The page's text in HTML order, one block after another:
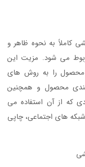
کاملاً به نحوه ظاهر و
می شود. مزیت این
را به روش های
محصول و همچنین
که از آن استفاده می
های اجتماعی، چاپی